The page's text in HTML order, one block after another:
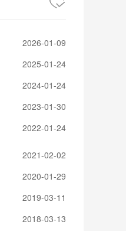
2026-01-09
2025-01-24
2024-01-24
2023-01-30
2022-01-24
2021-02-02
2020-01-29
2019-03-11
2018-03-13